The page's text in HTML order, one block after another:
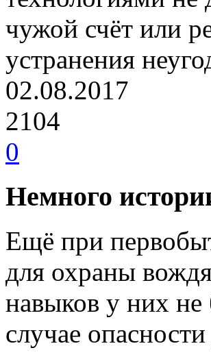
чужой счёт или
устранения
02.08.2017
2104
0
Немного
Ещё при
для охраны
навыков у них
случае